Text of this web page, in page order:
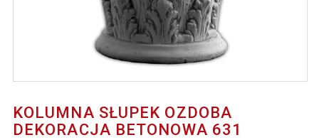
KOLUMNA SŁUPEK OZDOBA
DEKORACJA BETONOWA 631